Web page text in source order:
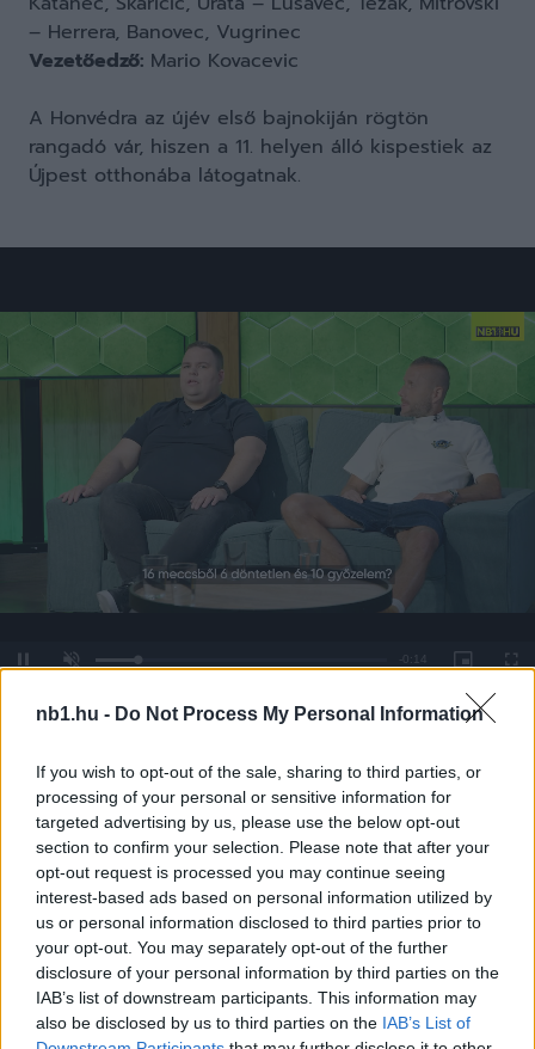
nb1.hu - Do Not Process My Personal Information
If you wish to opt-out of the sale, sharing to third parties, or
processing of your personal or sensitive information for
targeted advertising by us, please use the below opt-out
section to confirm your selection. Please note that after your
opt-out request is processed you may continue seeing
interest-based ads based on personal information utilized by
us or personal information disclosed to third parties prior to
your opt-out. You may separately opt-out of the further
disclosure of your personal information by third parties on the
IAB’s list of downstream participants. This information may
also be disclosed by us to third parties on the IAB’s List of
– Herrera, Banovec, Vugrinec
Vezetőedző: Mario Kovacevic
A Honvédra az újév első bajnokiján rögtön
rangadó vár, hiszen a 11. helyen álló kispestiek az
Újpest otthonába látogatnak.
Pause UnmuteLoaded:
Remaining
- 0:14
Picture-
Szöveg forrása: honvedfc.hu
Megosztás:
KAPCSOLÓDÓ HÍREK
Hírek